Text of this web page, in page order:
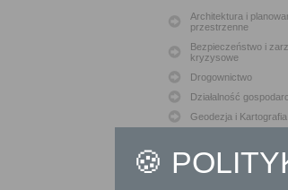
Architektura i
przestrzenne
Bezpieczeństwo i
kryzysowe
Drogownictwo
Działalność
Geodezja i Kartografia
Gospodarka
Konserwacja zabytków
🍪